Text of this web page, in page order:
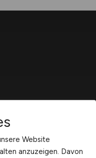
Stadt/Region.
Website
anzuzeigen. Davon